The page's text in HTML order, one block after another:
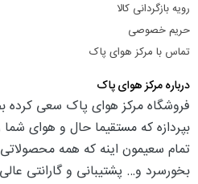
رویه بازگردانی کالا
حریم خصوصی
تماس با مرکز هوای پاک
درباره مرکز هوای پاک
فروشگاه مرکز هوای پاک سعی
بپردازه که مستقیما حال و هوای
تمام سعیمون اینه که همه
بخورسرد و… پشتیبانی و گارانتی